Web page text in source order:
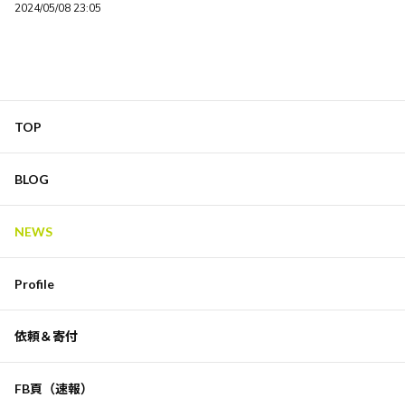
政府による国民へのDV
2024/05/08 23:05
TOP
BLOG
NEWS
Profile
依頼＆寄付
FB頁（速報）